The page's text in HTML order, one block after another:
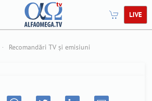
LIVE
Recomandări TV și emisiuni